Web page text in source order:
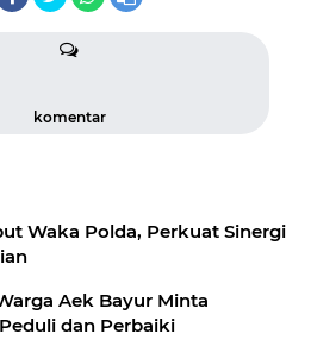
komentar
Waka Polda, Perkuat Sinergi
Aek Bayur Minta
dan Perbaiki